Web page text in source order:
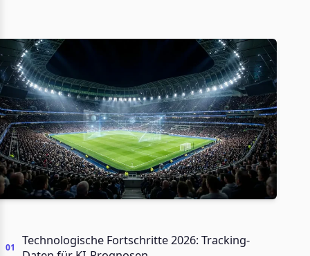
Technologische Fortschritte 2026: Tracking-